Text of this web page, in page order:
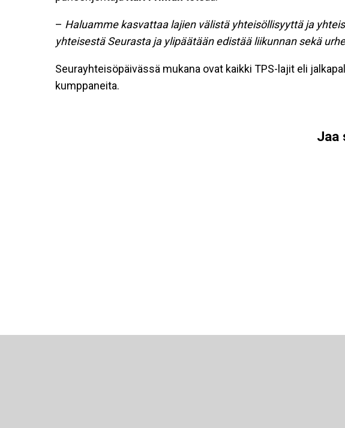
– Haluamme kasvattaa lajien välistä yhteisöllisyyttä ja
yhteisestä Seurasta ja ylipäätään edistää liikunnan sekä
Seurayhteisöpäivässä mukana ovat kaikki TPS-lajit eli
kumppaneita.
Jaa